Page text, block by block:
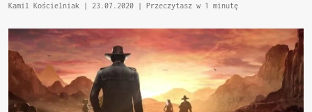
Kamil Kościelniak | 23.07.2020 | Przeczytasz w 1 minutę